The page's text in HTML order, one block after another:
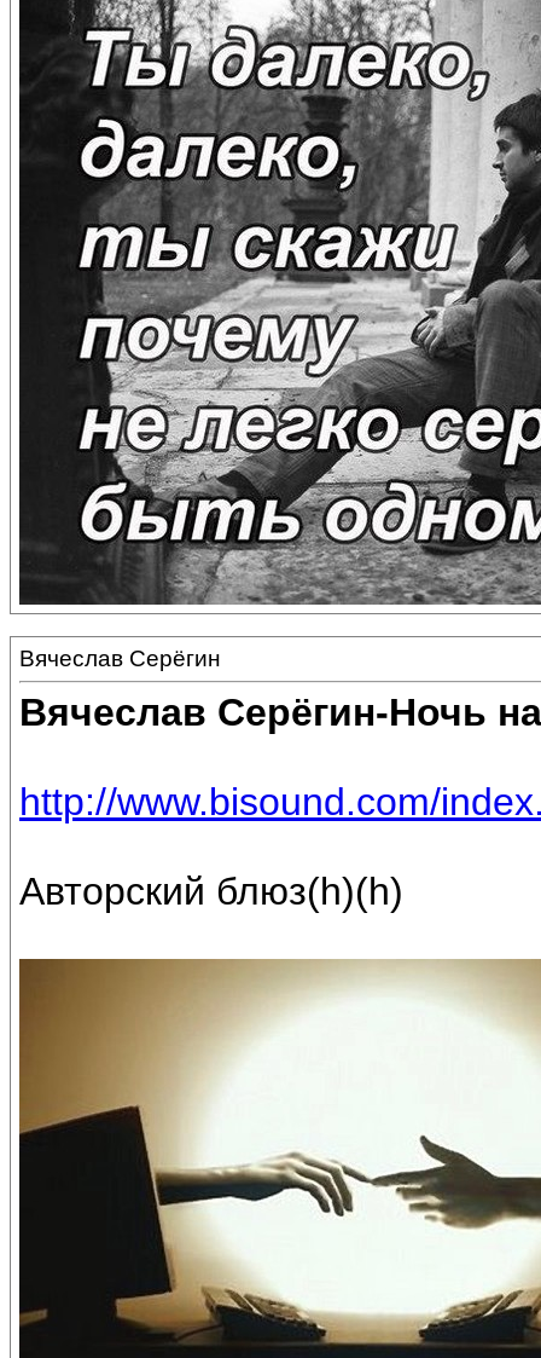
Вячеслав Серёгин
Вячеслав Серёгин-Ночь
http://www.bisound.com/
Авторский блюз(h)(h)